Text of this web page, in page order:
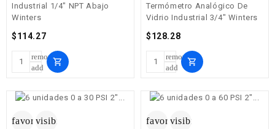
Industrial 1/4" NPT Abajo
Winters
$114.27Precio
remove
add
shopping_cart
Termómetro Analógico De
Vidrio Industrial 3/4" Winters
$128.28Precio
remove
add
shopping_cart
favorite_border
visibility favorite_border
visibility